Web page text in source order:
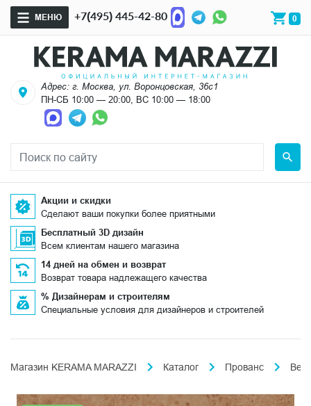
МЕНЮ +7(495) 445-42-80 0
Адрес: г. Москва, ул. Воронцовская, 36с1
ПН-СБ 10:00 — 20:00, ВС 10:00 — 18:00
Акции и скидки
Сделают ваши покупки более приятными
Бесплатный 3D дизайн
Всем клиентам нашего магазина
14 дней на обмен и возврат
Возврат товара надлежащего качества
% Дизайнерам и строителям
Специальные условия для дизайнеров и строителей
Магазин KERAMA MARAZZI Каталог Прованс